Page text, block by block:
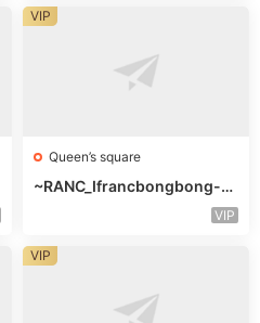
Queen’s square
~RANC_Ifrancbongbong-未
VIP
VIP
VIP